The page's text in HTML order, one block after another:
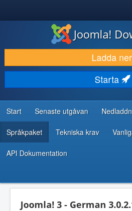
LADDA NER & UTÖKA
UPPTÄCK & LÄR
GEMENSKAP & SUPPORT
RESURSER FÖR UTVECKLARE
Joomla!
Ladda ner
Starta
Start Senaste utgåvan
Språkpaket Tekniska krav
API Dokumentation
Joomla! 3 - German